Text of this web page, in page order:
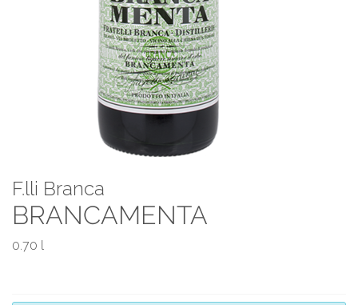
F.lli Branca
BRANCAMENTA
0.70 l